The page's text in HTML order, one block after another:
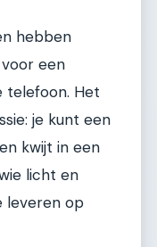
hebben
voor een
telefoon. Het
je kunt een
kwijt in een
licht en
leveren op